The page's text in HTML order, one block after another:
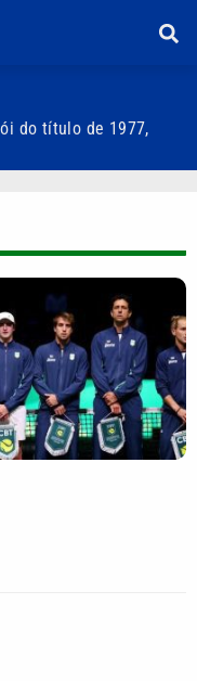
do título de 1977,